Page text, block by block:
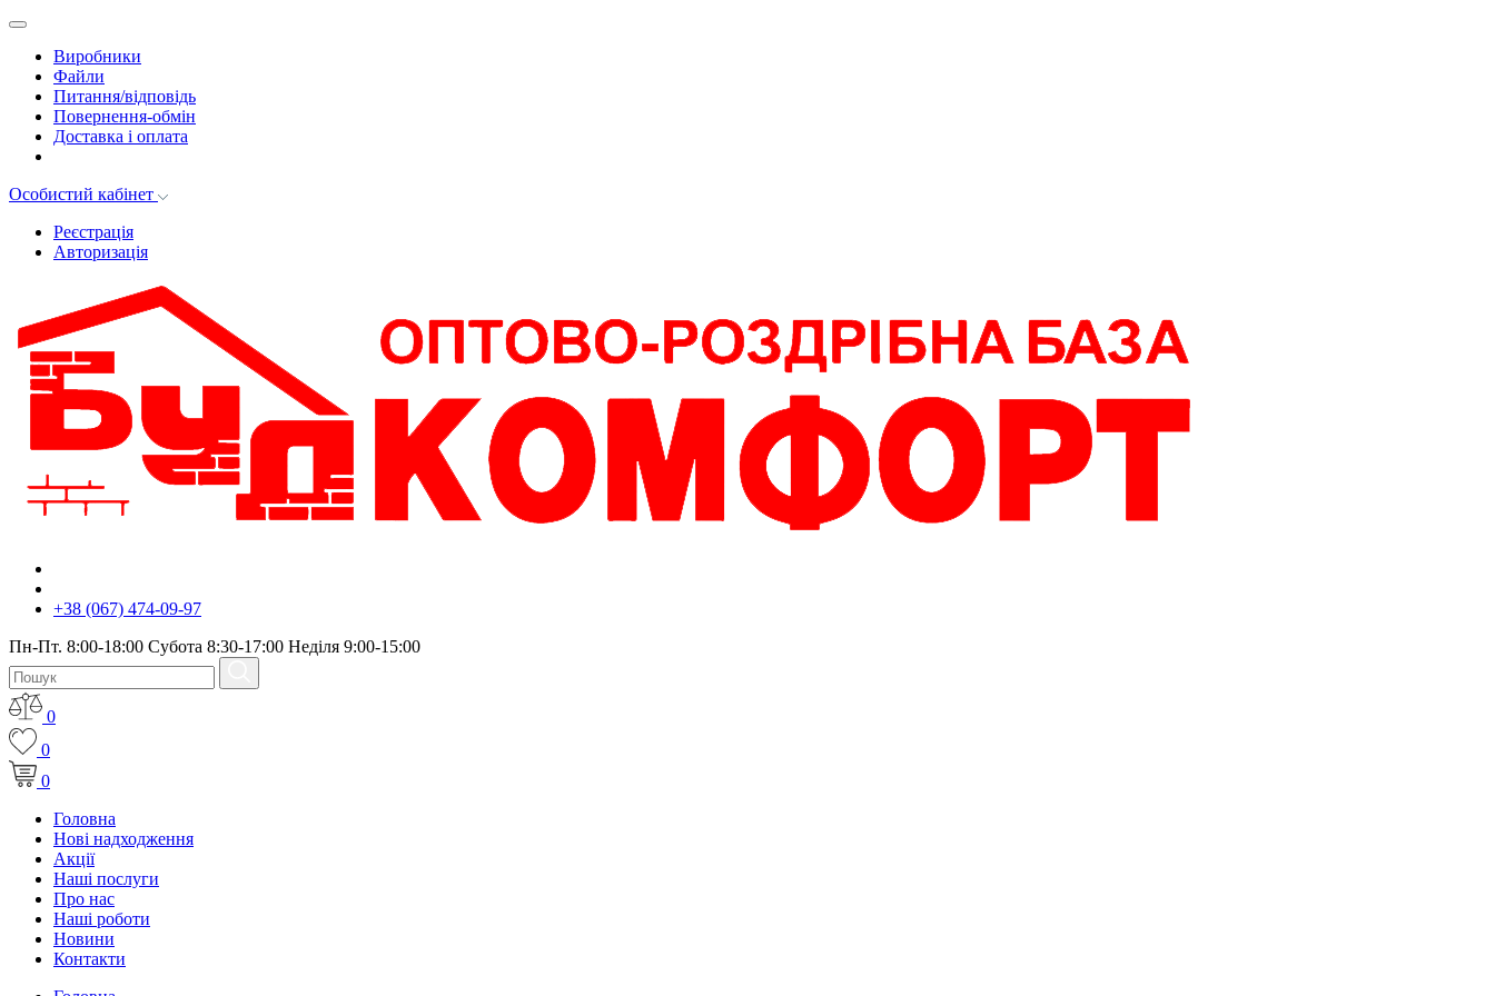
Виробники
Файли
Питання/відповідь
Повернення-обмін
Доставка і оплата
Особистий кабінет
Реєстрація
Авторизація
+38 (067) 474-09-97
Пн-Пт. 8:00-18:00 Субота 8:30-17:00 Неділя 9:00-15:00
0
0
0
Головна
Нові надходження
Акції
Наші послуги
Про нас
Наші роботи
Новини
Контакти